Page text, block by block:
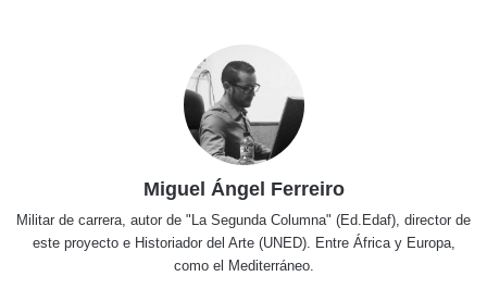
Miguel Ángel Ferreiro
Militar de carrera, autor de "La Segunda Columna" (Ed.Edaf), director de
este proyecto e Historiador del Arte (UNED). Entre África y Europa,
como el Mediterráneo.